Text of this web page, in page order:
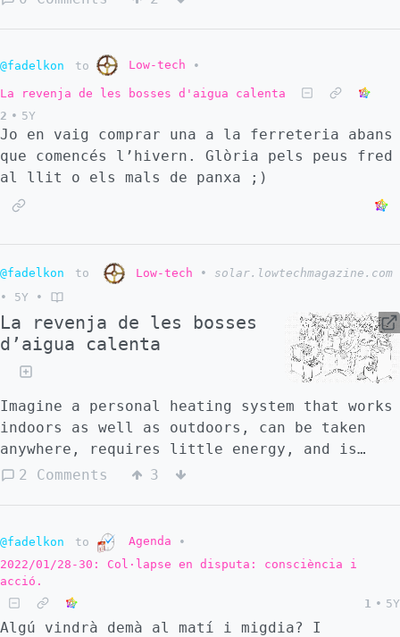
agrícolas y la transición ecosocial que ya
están en marcha en todo el planeta 📆 Del 1
al 4 de marzo de 2022. 👉🏼 INSCRIPCIONES
GRATUITAS en www.sembrares.com
@fadelkon to Low-tech •
La revenja de les bosses d'aigua calenta
2 • 5Y
Jo en vaig comprar una a la ferreteria abans
que comencés l’hivern. Glòria pels peus fred
al llit o els mals de panxa ;)
@fadelkon to Low-tech •
solar.lowtechmagazine.com
•
5Y •
La revenja de les bosses
d’aigua calenta
Imagine a personal heating system that works
indoors as well as outdoors, can be taken
anywhere, requires little energy, and is
independent of any infrastructure. It exists
2 Comments 3
@fadelkon to Agenda
•
2022/01/28-30: Col·lapse en disputa: consciència i
acció.
1 • 5Y
Algú vindrà demà al matí i migdia? I